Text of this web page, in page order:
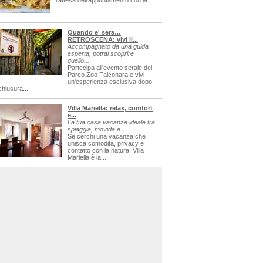
Quando e' sera…
RETROSCENA: vivi il...
Accompagnato da una guida
esperta, potrai scoprire
quello...
Partecipa all'evento serale del
Parco Zoo Falconara e vivi
un'esperienza esclusiva dopo
Villa Mariella: relax, comfort
e...
La tua casa vacanze ideale tra
spiaggia, movida e...
Se cerchi una vacanza che
unisca comodità, privacy e
contatto con la natura, Villa
Mariella è la...